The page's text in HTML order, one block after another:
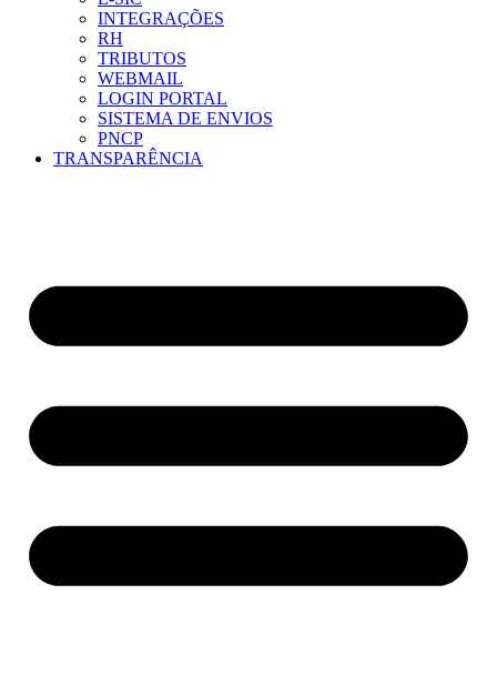
INTEGRAÇÕES
RH
TRIBUTOS
WEBMAIL
LOGIN PORTAL
SISTEMA DE ENVIOS
PNCP
TRANSPARÊNCIA